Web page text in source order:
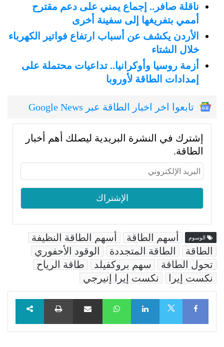
ناقلة صافر.. إجماع يمني على دعم مقترح
أممي بتفريغها إلى سفينة أخرى
الأردن يكشف عن أسباب ارتفاع فواتير الكهرباء
خلال الشتاء
أزمة روسيا وأوكرانيا.. تداعيات محتملة على
إمدادات الطاقة لأوروبا
تابعوا اخر اخبار الطاقة عبر Google News
إشترك في النشرة البريدية ليصلك أهم أخبار
الطاقة.
الوسوم أسهم الطاقة
أسهم الطاقة النظيفة
الطاقة
الطاقة المتجددة
الوقود الأحفوري
تحول الطاقة
سهم بروكفيلد
طاقة الرياح
نكست إيرا
نكست إيرا إنيرجي
Facebook
LinkedIn
WhatsAppمشاركة عبر البريد طباعة